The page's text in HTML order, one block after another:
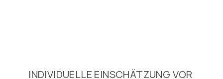
INDIVIDUELLE EINSCHÄTZUNG VOR